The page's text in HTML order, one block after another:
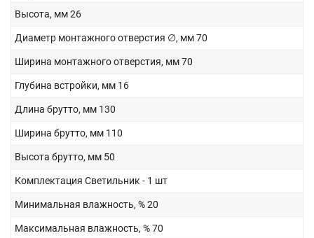
Высота, мм26
Диаметр монтажного отверстия ∅, мм70
Ширина монтажного отверстия, мм70
Глубина встройки, мм 16
Длина брутто, мм 130
Ширина брутто, мм 110
Высота брутто, мм 50
Комплектация Светильник - 1 шт
Минимальная влажность, %20
Максимальная влажность, %70